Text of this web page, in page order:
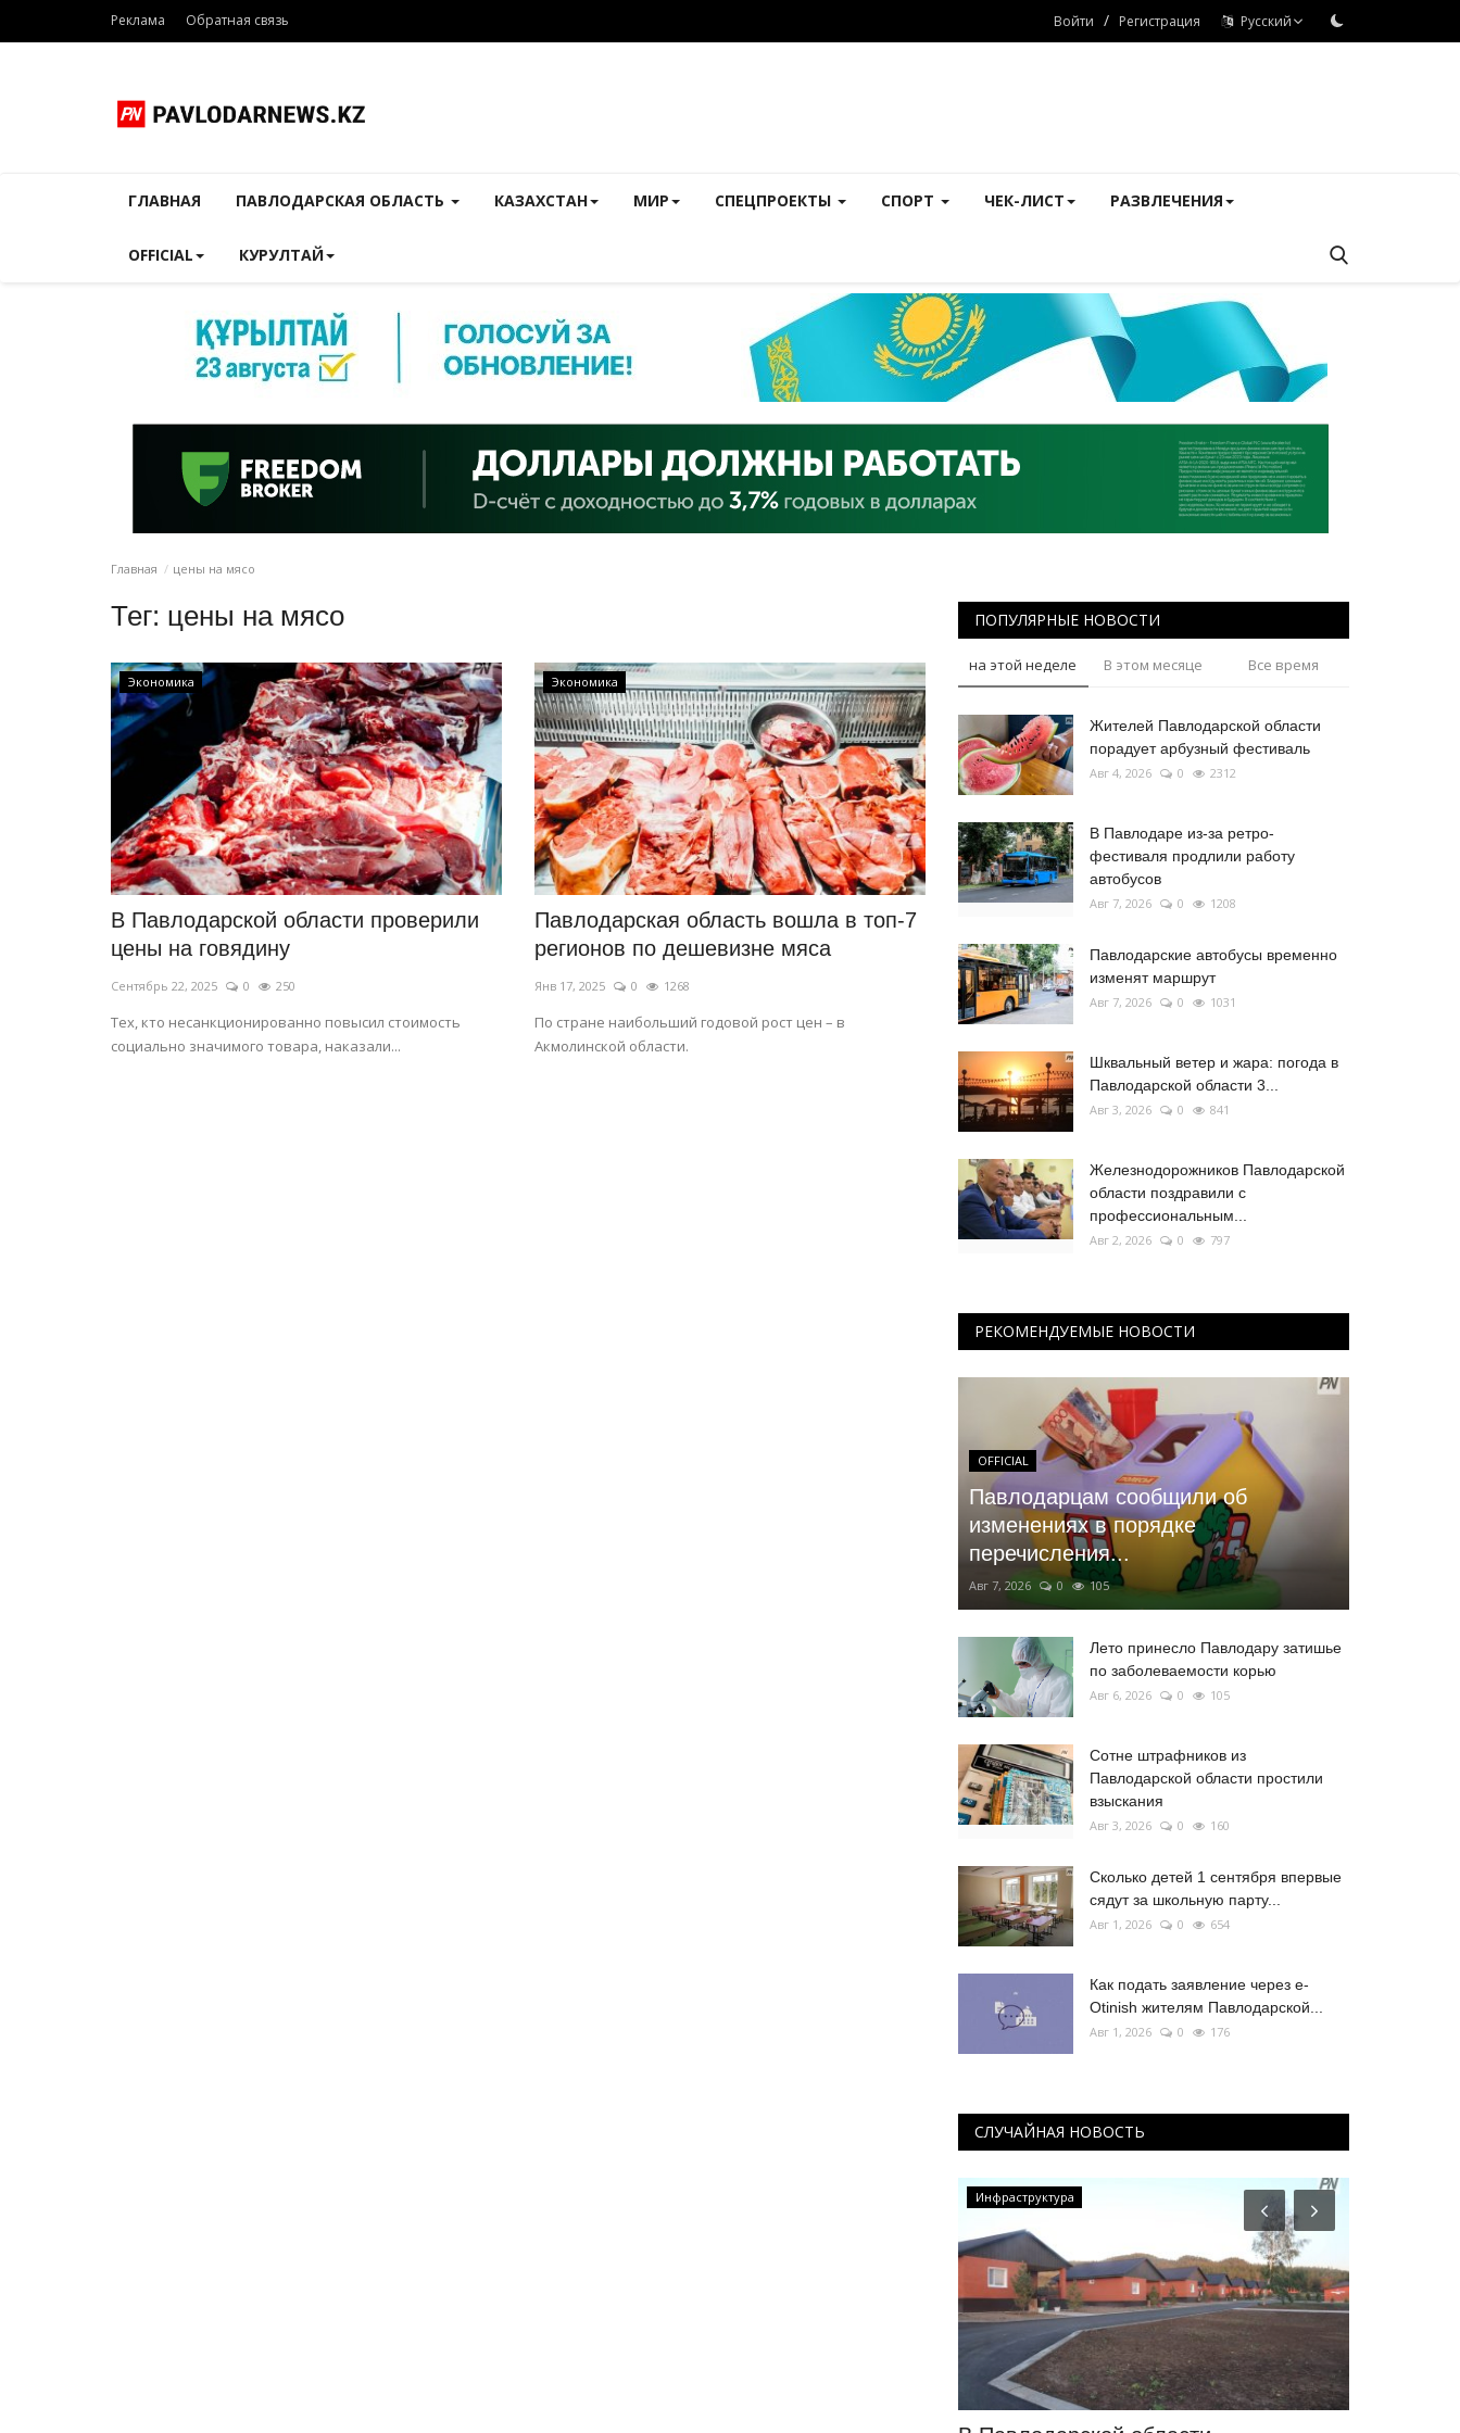
Реклама Обратная связь Войти / Регистрация Русский
ГЛАВНАЯ ПАВЛОДАРСКАЯ ОБЛАСТЬ КАЗАХСТАН МИР СПЕЦПРОЕКТЫ СПОРТ ЧЕК-ЛИСТ РАЗВЛЕЧЕНИЯ
OFFICIAL КУРУЛТАЙ
Главная цены на мясо
Тег: цены на мясо
Экономика
В Павлодарской области проверили
цены на говядину
Сентябрь 22, 2025 0 250
Тех, кто несанкционированно повысил стоимость
социально значимого товара, наказали...
Экономика
Павлодарская область вошла в топ-7
регионов по дешевизне мяса
Янв 17, 2025 0 1268
По стране наибольший годовой рост цен – в
Акмолинской области.
ПОПУЛЯРНЫЕ НОВОСТИ
на этой неделе В этом месяце Все время
Жителей Павлодарской области
порадует арбузный фестиваль
Авг 4, 2026 0 2312
В Павлодаре из-за ретро-
фестиваля продлили работу
автобусов
Авг 7, 2026 0 1208
Павлодарские автобусы временно
изменят маршрут
Авг 7, 2026 0 1031
Шквальный ветер и жара: погода в
Павлодарской области 3...
Авг 3, 2026 0 841
Железнодорожников Павлодарской
области поздравили с
профессиональным...
Авг 2, 2026 0 797
РЕКОМЕНДУЕМЫЕ НОВОСТИ
OFFICIAL
Павлодарцам сообщили об
изменениях в порядке
перечисления...
Авг 7, 2026 0 105
Лето принесло Павлодару затишье
по заболеваемости корью
Авг 6, 2026 0 105
Сотне штрафников из
Павлодарской области простили
взыскания
Авг 3, 2026 0 160
Сколько детей 1 сентября впервые
сядут за школьную парту...
Авг 1, 2026 0 654
Как подать заявление через e-
Otinish жителям Павлодарской...
Авг 1, 2026 0 176
СЛУЧАЙНАЯ НОВОСТЬ
Инфраструктура